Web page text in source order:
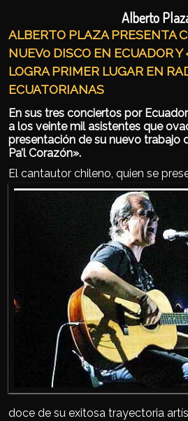
ALBERTO PLAZA PRESENTA
NUEV0 DISCO EN ECUADOR
LOGRA PRIMER LUGAR EN
ECUATORIANAS
En sus tres conciertos por
a los veinte mil asistentes que
presentación de su nuevo trabajo
Pa’l Corazón».
El cantautor chileno, quien se
doce de su exitosa trayectoria
Alberto